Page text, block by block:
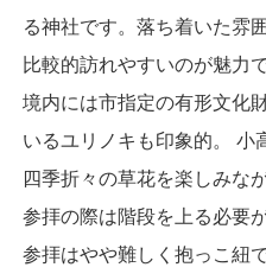
る神社です。落ち着いた雰
比較的訪れやすいのが魅力で
境内には市指定の有形文化
いるユリノキも印象的。 小
四季折々の草花を楽しみな
参拝の際は階段を上る必要
参拝はやや難しく抱っこ紐